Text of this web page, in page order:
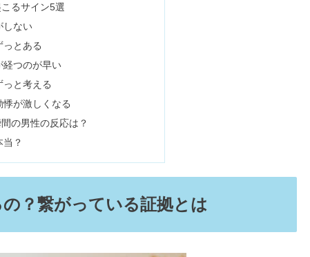
・持ち主を選ぶ？効果とは
海外・和風・ハワイ語など
ット占い6選｜男性の今や片思いも
なぜ？覚えてはいけないって本当？